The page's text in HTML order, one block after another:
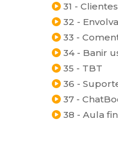
31 -
32 -
33 -
34 - Banir
35 - TBT
36 -
37 -
38 - Aula